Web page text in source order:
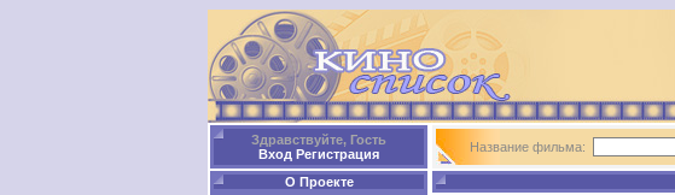
Здравствуйте, Гость
Вход Регистрация
О Проекте
Название фильма: